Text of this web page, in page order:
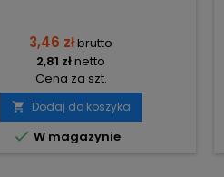
3,46 złbrutto
2,81 złnetto
Cena za szt.
 Dodaj do koszyka
 W magazynie